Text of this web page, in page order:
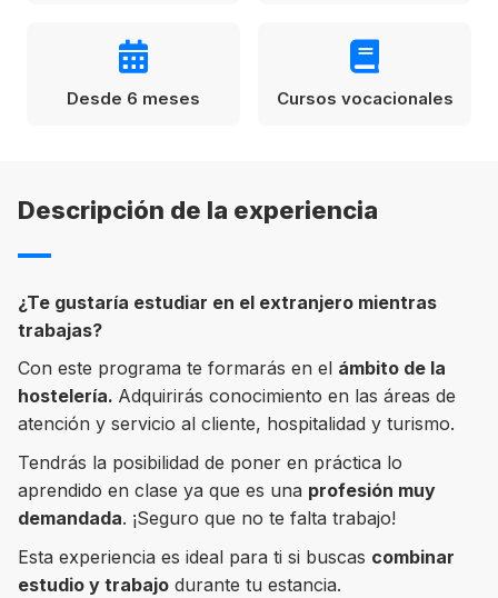
Australia permitirá la entrada de
Agustina Fontirroig
América
Brasil
Estados Unidos
México
VER TODOS LOS PAÍSES
Estudia Inglés frente al Mediterráneo
Estudia un Bachelor de IT en Cork
Desde 6 meses Cursos vocacionales
Descripción de la experiencia
¿Te gustaría estudiar en el extranjero mientras
trabajas?
Con este programa te formarás en el ámbito de la
hostelería. Adquirirás conocimiento en las áreas de
atención y servicio al cliente, hospitalidad y turismo.
Tendrás la posibilidad de poner en práctica lo
aprendido en clase ya que es una profesión muy
demandada. ¡Seguro que no te falta trabajo!
Esta experiencia es ideal para ti si buscas combinar
estudio y trabajo durante tu estancia.